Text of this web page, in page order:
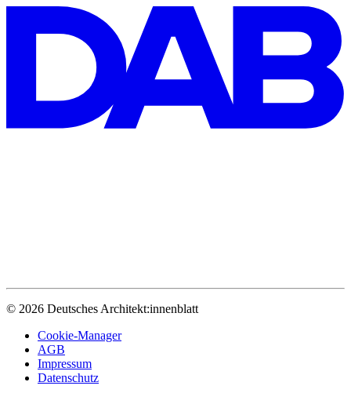
© 2026 Deutsches Architekt:innenblatt
Cookie-Manager
AGB
Impressum
Datenschutz